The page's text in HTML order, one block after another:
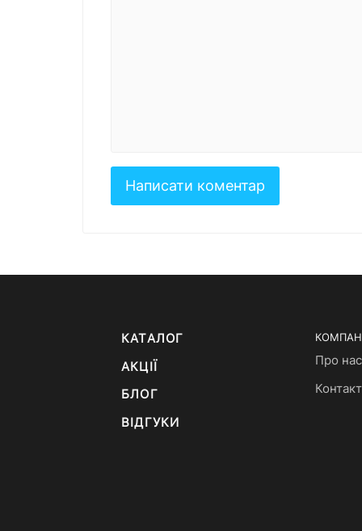
КАТАЛОГ
АКЦІЇ
БЛОГ
ВІДГУКИ
Про нас